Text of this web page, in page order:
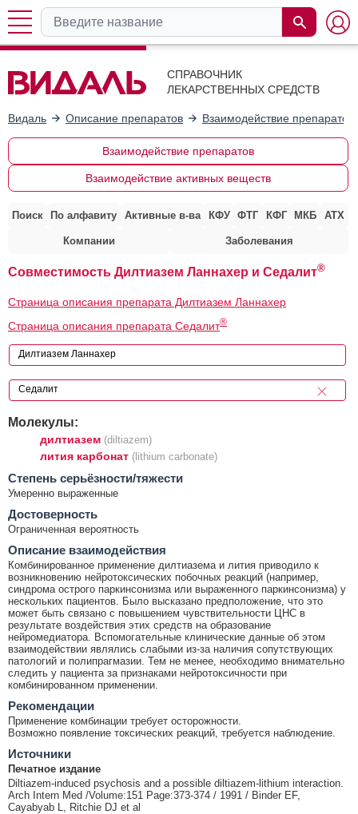
СПРАВОЧНИК
ЛЕКАРСТВЕННЫХ СРЕДСТВ
Видаль Описание препаратов Взаимодействие препаратов
Взаимодействие препаратов
Взаимодействие активных веществ
Поиск По алфавиту Активные в-ва КФУ ФТГ КФГ МКБ АТХ
Компании Заболевания
Совместимость Дилтиазем Ланнахер и Седалит®
Страница описания препарата Дилтиазем Ланнахер
Страница описания препарата Седалит®
Молекулы:
дилтиазем (diltiazem)
лития карбонат (lithium carbonate)
Cтепень серьёзности/тяжести
Умеренно выраженные
Достоверность
Ограниченная вероятность
Описание взаимодействия
Комбинированное применение дилтиазема и лития приводило к
возникновению нейротоксических побочных реакций (например,
синдрома острого паркинсонизма или выраженного паркинсонизма) у
нескольких пациентов. Было высказано предположение, что это
может быть связано с повышением чувствительности ЦНС в
результате воздействия этих средств на образование
нейромедиатора. Вспомогательные клинические данные об этом
взаимодействии являлись слабыми из-за наличия сопутствующих
патологий и полипрагмазии. Тем не менее, необходимо внимательно
следить у пациента за признаками нейротоксичности при
комбинированном применении.
Рекомендации
Применение комбинации требует осторожности.
Возможно появление токсических реакций, требуется наблюдение.
Источники
Печатное издание
Diltiazem-induced psychosis and a possible diltiazem-lithium interaction.
Arch Intern Med /Volume:151 Page:373-374 / 1991 / Binder EF,
Cayabyab L, Ritchie DJ et al